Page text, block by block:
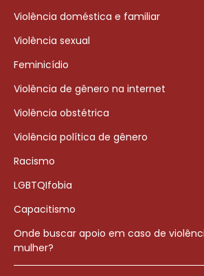
Violência doméstica e familiar
Violência sexual
Feminicídio
Violência de gênero na internet
Violência obstétrica
Violência política de gênero
Racismo
LGBTQIfobia
Capacitismo
Onde buscar apoio em caso de
mulher?